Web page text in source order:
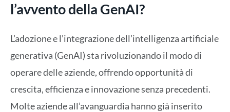
l’avvento della GenAI?
L’adozione e l’integrazione dell’intelligenza artificiale
generativa (GenAI) sta rivoluzionando il modo di
operare delle aziende, offrendo opportunità di
crescita, efficienza e innovazione senza precedenti.
Molte aziende all’avanguardia hanno già inserito